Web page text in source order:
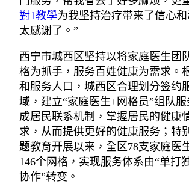
對1教學为我坚持治疗带来了信心
太感谢了。”
西宁市城西区坚持以将家庭医生团
格为抓手，服务百姓健康为需求。
和服务人口，城西区合理划分签约
域，建立“家庭医生+网格员”组队
成居民联系机制，掌握居民的健康
求，从而提供更好的健康服务；特
题教育开展以来，全区78支家庭医
146个网格，实现服务体系由“单打
协作”转变。